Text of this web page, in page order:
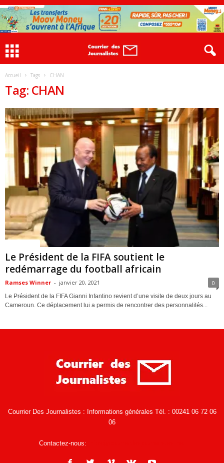
Accueil Tags CHAN
Tag: CHAN
Le Président de la FIFA soutient le
redémarrage du football africain
Ramses Winner - janvier 20, 2021 0
Le Président de la FIFA Gianni Infantino revient d’une visite de deux jours au
Cameroun. Ce déplacement lui a permis de rencontrer des personnalités...
Courrier Des Journalistes : Informations générales Tél. : 00241 06 72 06
06
Contactez-nous: